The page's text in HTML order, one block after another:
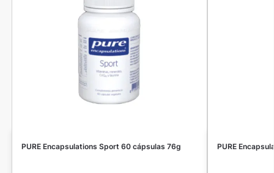
PURE Encapsulations Sport 60 cápsulas 76g PURE